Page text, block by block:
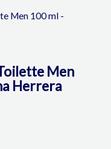
Men
Herrera